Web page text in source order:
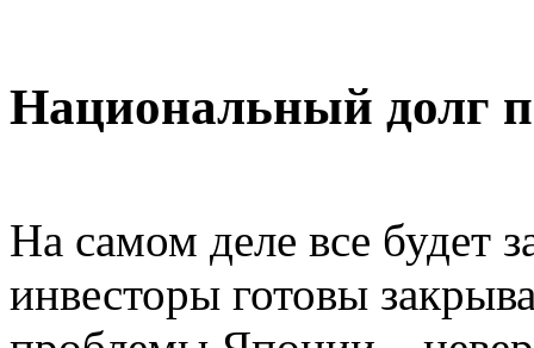
Национальный долг
На самом деле все будет
инвесторы готовы